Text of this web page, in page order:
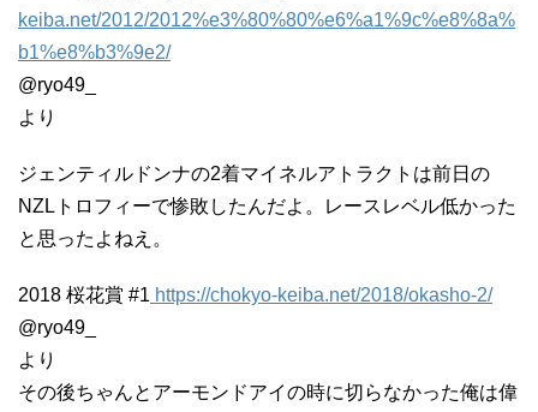
keiba.net/2012/2012%e3%80%80%e6%a1%9c%e8%8a%
b1%e8%b3%9e2/
@ryo49_
より
ジェンティルドンナの2着マイネルアトラクトは前日の
NZLトロフィーで惨敗したんだよ。レースレベル低かった
と思ったよねえ。
2018 桜花賞 #1 https://chokyo-keiba.net/2018/okasho-2/
@ryo49_
より
その後ちゃんとアーモンドアイの時に切らなかった俺は偉